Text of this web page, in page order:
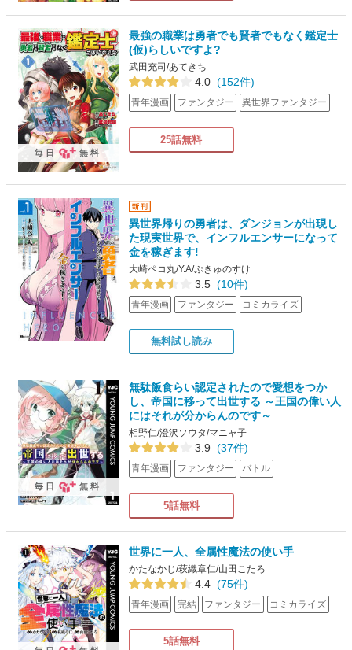
最強の職業は勇者でも賢者でもなく鑑定士
(仮)らしいですよ?
武田充司/あてきち
4.0 (152件)
青年漫画 ファンタジー 異世界ファンタジー
25話無料
毎日 無料
異世界帰りの勇者は、ダンジョンが出現し
た現実世界で、インフルエンサーになって
金を稼ぎます!
大崎ペコ丸/Y.A/ぷきゅのすけ
3.5 (10件)
青年漫画 ファンタジー コミカライズ
無料試し読み
無駄飯食らい認定されたので愛想をつか
し、帝国に移って出世する ～王国の偉い人
にはそれが分からんのです～
相野仁/澄沢ソウタ/マニャ子
3.9 (37件)
青年漫画 ファンタジー バトル
5話無料
毎日 無料
世界に一人、全属性魔法の使い手
かたなかじ/萩織章仁/山田こたろ
4.4 (75件)
青年漫画 完結 ファンタジー コミカライズ
5話無料